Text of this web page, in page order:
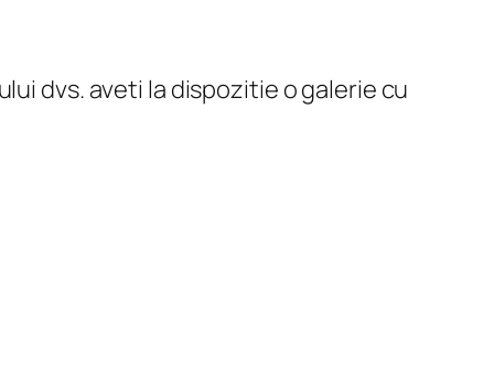
dvs. aveti la dispozitie o galerie cu